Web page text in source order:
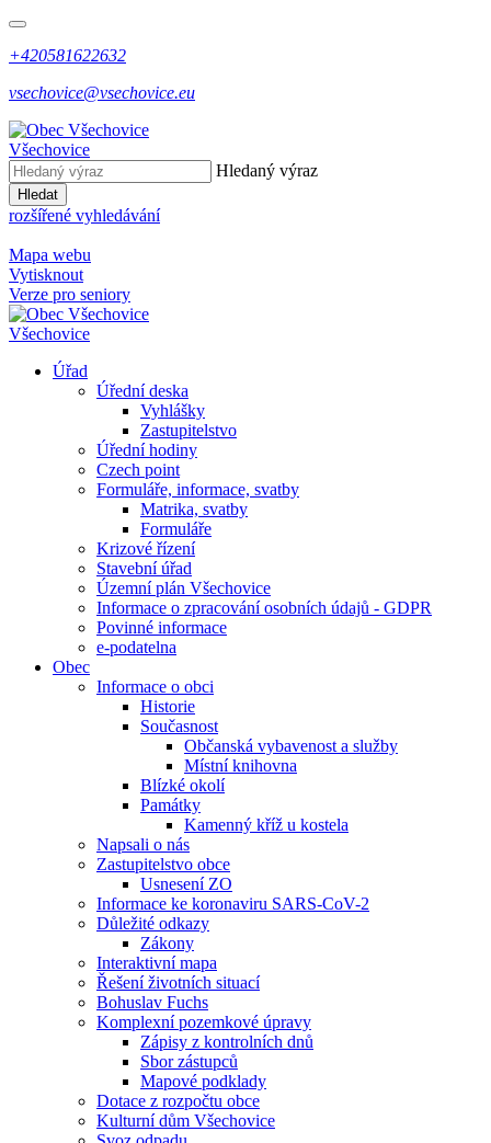
+420581622632
vsechovice@vsechovice.eu
Všechovice
Hledaný výraz
Hledat
rozšířené vyhledávání
Mapa webu
Vytisknout
Verze pro seniory
Všechovice
Úřad
Úřední deska
Vyhlášky
Zastupitelstvo
Úřední hodiny
Czech point
Formuláře, informace, svatby
Matrika, svatby
Formuláře
Krizové řízení
Stavební úřad
Územní plán Všechovice
Informace o zpracování osobních údajů - GDPR
Povinné informace
e-podatelna
Obec
Informace o obci
Historie
Současnost
Občanská vybavenost a služby
Místní knihovna
Blízké okolí
Památky
Kamenný kříž u kostela
Napsali o nás
Zastupitelstvo obce
Usnesení ZO
Informace ke koronaviru SARS-CoV-2
Důležité odkazy
Zákony
Interaktivní mapa
Řešení životních situací
Bohuslav Fuchs
Komplexní pozemkové úpravy
Zápisy z kontrolních dnů
Sbor zástupců
Mapové podklady
Dotace z rozpočtu obce
Kulturní dům Všechovice